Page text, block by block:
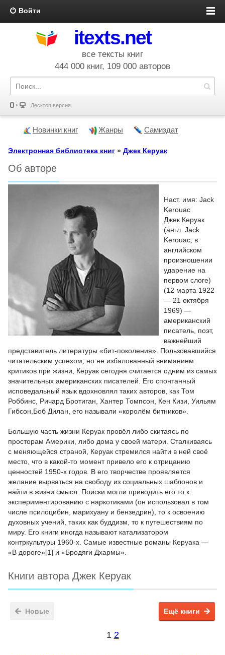
Войти
itexts.net
все тексты книг
444 000 книг, 109 000 авторов
Десктоп версия
Новинки книг Жанры Самиздат
Электронная библиотека книг » Джек Керуак
Об авторе
Наст. имя: Jack
Kerouac
Джек Керуак
(англ. Jack
Kerouac, в
английском
произношении
ударение на
первом слоге)
(12 марта 1922
— 21 октября
1969) —
американский
писатель, поэт,
важнейший
представитель литературы «бит-поколения». Пользовавшийся
читательским успехом, но не избалованный вниманием
критиков при жизни, Керуак сегодня считается одним из самых
значительных американских писателей. Его спонтанный
исповедальный язык вдохновлял таких авторов, как Том
Роббинс, Ричард Бротиган, Хантер Томпсон, Кен Кизи, Уильям
Гибсон,Боб Дилан, его называли «королём битников».
Большую часть жизни Керуак провёл либо скитаясь по
просторам Америки, либо дома у своей матери. Сталкиваясь
с меняющейся страной, Керуак стремился найти в ней своё
место, что в какой-то момент привело его к отрицанию
ценностей 1950-х годов. В его творчестве проявляется
желание вырваться на свободу из социальных шаблонов и
найти в жизни смысл. Поиски могли приводить его то к
экспериментированию с наркотиками (он использовал в том
числе псилоцибин, марихуану и бензедрин), то к освоению
духовных учений, таких как буддизм, то к путешествиям по
миру. Его книги иногда называют катализатором
контркультуры 1960-х. Самые известные романы Керуака —
«В дороге»[1] и «Бродяги Дхармы».
Книги автора Джек Керуак
Новые Ещё книги
1 2